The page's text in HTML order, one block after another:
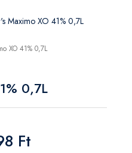
Maximo XO 41% 0,7L
0,7L
Ft